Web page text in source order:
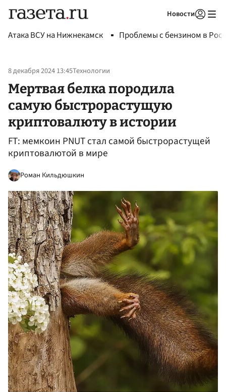
Новости
Атака ВСУ на Нижнекамск Проблемы с бензином в
8 декабря 2024 13:45Технологии
Мертвая белка породила
самую быстрорастущую
криптовалюту в истории
FT: мемкоин PNUT стал самой быстрорастущей
криптовалютой в мире
Роман Кильдюшкин